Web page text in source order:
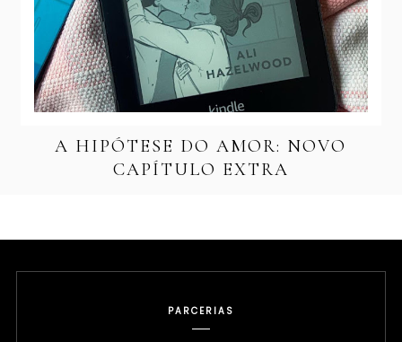
A HIPÓTESE DO AMOR: NOVO
CAPÍTULO EXTRA
PARCERIAS